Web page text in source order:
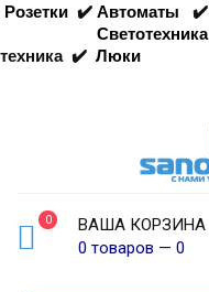
Розетки ✔️ Автоматы ✔️
Светотехника
техника ✔️ Люки
0
ВАША КОРЗИНА
0 товаров — 0